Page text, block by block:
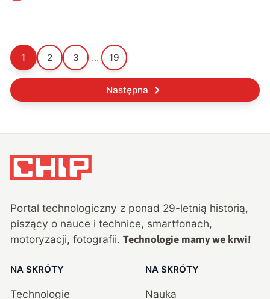
1 2 3 ... 19
Następna
Portal technologiczny z ponad 29-letnią historią,
piszący o nauce i technice, smartfonach,
motoryzacji, fotografii. Technologie mamy we krwi!
NA SKRÓTY
Technologie
NA SKRÓTY
Nauka